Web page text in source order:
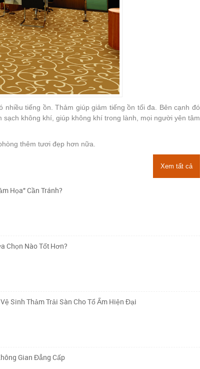
tiếng ồn. Thảm giúp giảm tiếng ồn tối đa. Bên cạnh đó
không khí, giúp không khí trong lành, mọi người yên tâm
thêm tươi đẹp hơn nữa.
Xem tất cả
Họa" Cần Tránh?
Chọn Nào Tốt Hơn?
Sinh Thảm Trải Sàn Cho Tổ Ấm Hiện Đại
Gian Đẳng Cấp